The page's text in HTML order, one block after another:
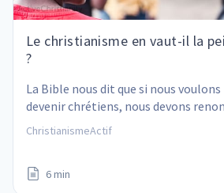
Le christianisme en vaut-il la
?
La Bible nous dit que si nous voulons
devenir chrétiens, nous devons
à notre propre vie. Mais cela en vaut-il
ChristianismeActif
6 min